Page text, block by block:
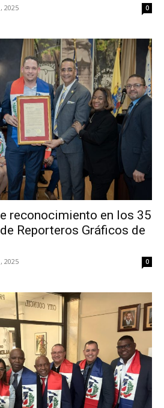
2025 0
reconocimiento en los 35
Reporteros Gráficos de
2025 0